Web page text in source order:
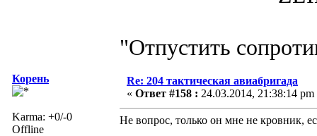
"Отпустить
Корень
Karma: +0/-0
Offline
Re: 204 тактическая авиабригада
« Ответ #158 : 24.03.2014, 21:38:14 pm
Не вопрос, только он мне не кровник,